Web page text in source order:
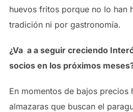
huevos fritos porque no lo han
tradición ni por gastronomía.
¿Va a a seguir creciendo
socios en los próximos
En momentos de bajos precios
almazaras que buscan el